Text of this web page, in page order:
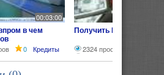
00:03:00
в чем
0 Кредиты
Получить Кредит без
2324 просмотра